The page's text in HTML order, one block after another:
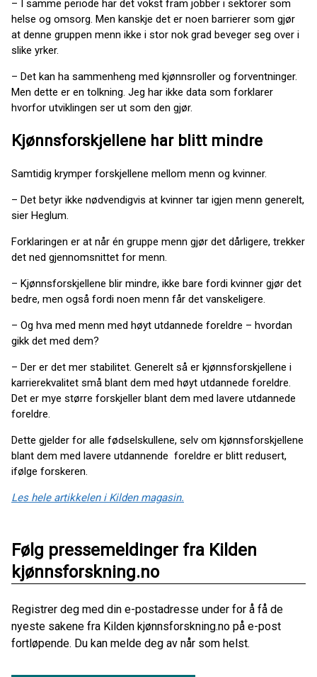
– I samme periode har det vokst fram jobber i sektorer som
helse og omsorg. Men kanskje det er noen barrierer som gjør
at denne gruppen menn ikke i stor nok grad beveger seg over i
slike yrker.
– Det kan ha sammenheng med kjønnsroller og forventninger.
Men dette er en tolkning. Jeg har ikke data som forklarer
hvorfor utviklingen ser ut som den gjør.
Kjønnsforskjellene har blitt mindre
Samtidig krymper forskjellene mellom menn og kvinner.
– Det betyr ikke nødvendigvis at kvinner tar igjen menn generelt,
sier Heglum.
Forklaringen er at når én gruppe menn gjør det dårligere, trekker
det ned gjennomsnittet for menn.
– Kjønnsforskjellene blir mindre, ikke bare fordi kvinner gjør det
bedre, men også fordi noen menn får det vanskeligere.
– Og hva med menn med høyt utdannede foreldre – hvordan
gikk det med dem?
– Der er det mer stabilitet. Generelt så er kjønnsforskjellene i
karrierekvalitet små blant dem med høyt utdannede foreldre.
Det er mye større forskjeller blant dem med lavere utdannede
foreldre.
Dette gjelder for alle fødselskullene, selv om kjønnsforskjellene
blant dem med lavere utdannende foreldre er blitt redusert,
ifølge forskeren.
Les hele artikkelen i Kilden magasin.
Følg pressemeldinger fra Kilden
kjønnsforskning.no
Registrer deg med din e-postadresse under for å få de
nyeste sakene fra Kilden kjønnsforskning.no på e-post
fortløpende. Du kan melde deg av når som helst.